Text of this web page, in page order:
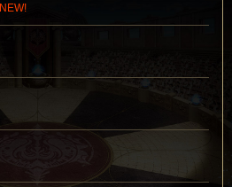
NEW!